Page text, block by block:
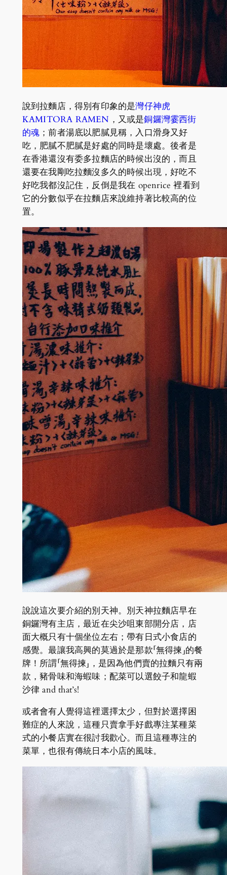
說到拉麵店，得別有印象的是灣仔神虎
KAMITORA RAMEN ，又或是銅鑼灣霎西街
的魂 ；前者湯底以肥膩見稱，入口滑身又好
吃，肥膩不肥膩是好處的同時是壞處。後者是
在香港還沒有委多拉麵店的時候出沒的，而且
還要在我剛吃拉麵沒多久的時候出現，好吃不
好吃我都沒記住，反倒是我在 openrice 裡看到
它的分數似乎在拉麵店來說維持著比較高的位
置。
說說這次要介紹的別天神。別天神拉麵店早在
銅鑼灣有主店，最近在尖沙咀東部開分店，店
面大概只有十個坐位左右；帶有日式小食店的
感覺。最讓我高興的莫過於是那款「無得揀」的餐
牌！所謂「無得揀」，是因為他們賣的拉麵只有兩
款，豬骨味和海蝦味；配菜可以選餃子和龍蝦
沙律 and that’s!
或者會有人覺得這裡選擇太少，但對於選擇困
難症的人來說，這種只賣拿手好戲專注某種菜
式的小餐店實在很討我歡心。而且這種專注的
菜單，也很有傳統日本小店的風味。